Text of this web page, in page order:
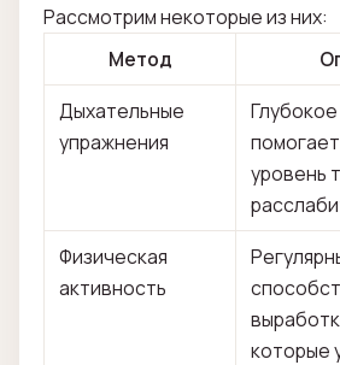
Рассмотрим некоторые из них:
Метод
Дыхательные
упражнения
уровень
Физическая
активность
которые